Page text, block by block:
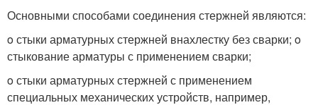
Основными способами соединения стержней являются:
o стыки арматурных стержней внахлестку без сварки; o
стыкование арматуры с применением сварки;
o стыки арматурных стержней с применением
специальных механических устройств, например,